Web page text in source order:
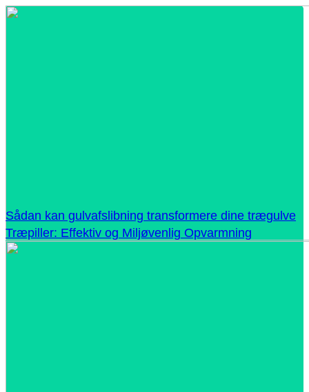
Sådan kan gulvafslibning transformere dine trægulve
Træpiller: Effektiv og Miljøvenlig Opvarmning